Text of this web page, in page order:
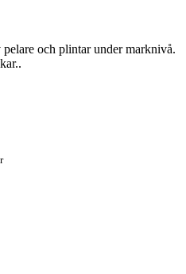
och plintar under marknivå.